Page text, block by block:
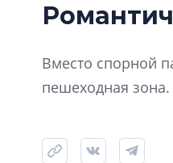
Вместо спорной
пешеходная зона.